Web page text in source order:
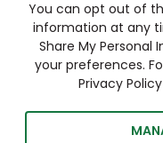
You can opt out of
information at any
Share My Personal
your preferences.
Privacy